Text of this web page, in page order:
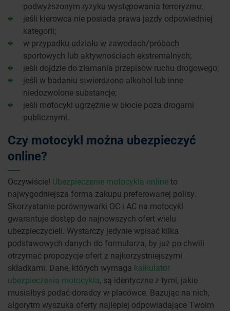
podwyższonym ryzyku występowania terroryzmu;
jeśli kierowca nie posiada prawa jazdy odpowiedniej
kategorii;
w przypadku udziału w zawodach/próbach
sportowych lub aktywnościach ekstremalnych;
jeśli dojdzie do złamania przepisów ruchu drogowego;
jeśli w badaniu stwierdzono alkohol lub inne
niedozwolone substancje;
jeśli motocykl ugrzęźnie w błocie poza drogami
publicznymi.
Czy motocykl można ubezpieczyć
online?
Oczywiście! Ubezpieczenie motocykla onlineto
najwygodniejsza forma zakupu preferowanej polisy.
Skorzystanie porównywarki OC i AC na motocykl
gwarantuje dostęp do najnowszych ofert wielu
ubezpieczycieli. Wystarczy jedynie wpisać kilka
podstawowych danych do formularza, by już po chwili
otrzymać propozycje ofert z najkorzystniejszymi
składkami. Dane, których wymaga kalkulator
ubezpieczenia motocykla, są identyczne z tymi, jakie
musiałbyś podać doradcy w placówce. Bazując na nich,
algorytm wyszuka oferty najlepiej odpowiadające Twoim